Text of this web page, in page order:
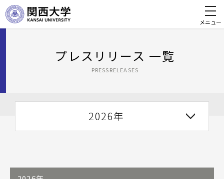
メニュー
プレスリリース 一覧
PRESSRELEASES
2026年